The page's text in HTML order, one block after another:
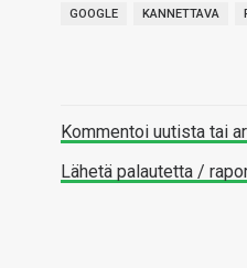
GOOGLE KANNETTAVA
Kommentoi uutista tai
Lähetä palautetta /